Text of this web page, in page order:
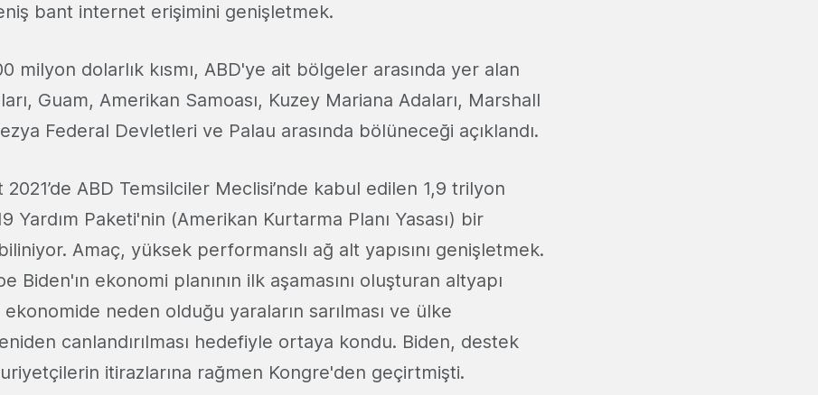
bant internet erişimini genişletmek.
milyon dolarlık kısmı, ABD'ye ait bölgeler arasında yer alan
Guam, Amerikan Samoası, Kuzey Mariana Adaları, Marshall
Federal Devletleri ve Palau arasında bölüneceği açıklandı.
ABD Temsilciler Meclisi’nde kabul edilen 1,9 trilyon
Yardım Paketi'nin (Amerikan Kurtarma Planı Yasası) bir
Amaç, yüksek performanslı ağ alt yapısını genişletmek.
Biden'ın ekonomi planının ilk aşamasını oluşturan altyapı
ekonomide neden olduğu yaraların sarılması ve ülke
canlandırılması hedefiyle ortaya kondu. Biden, destek
itirazlarına rağmen Kongre'den geçirtmişti.